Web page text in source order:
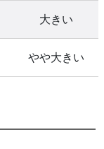
大きい
やや大きい